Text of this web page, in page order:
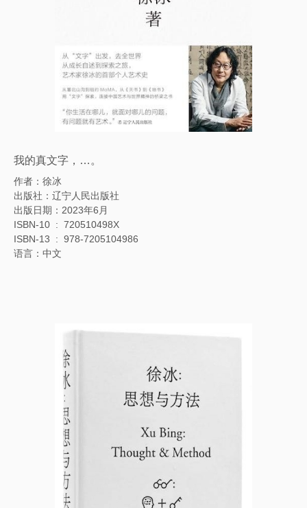
我的真文字，…。
作者：徐冰
出版社：辽宁人民出版社
出版日期：2023年6月
ISBN-10 ‏ : ‎ 720510498X
ISBN-13 ‏ : ‎ 978-7205104986
语言：中文